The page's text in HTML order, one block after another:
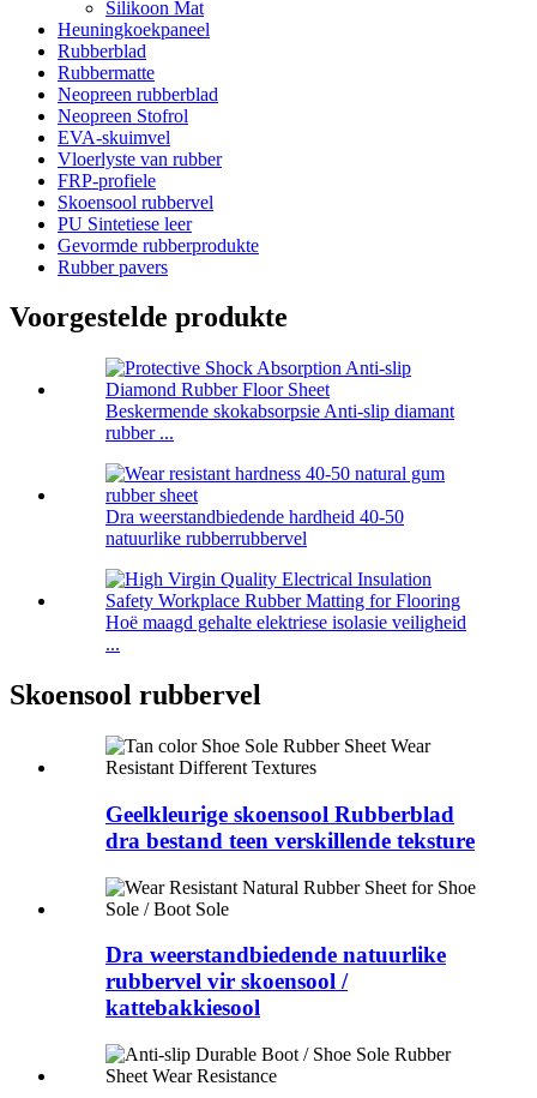
Silikoon Mat
Heuningkoekpaneel
Rubberblad
Rubbermatte
Neopreen rubberblad
Neopreen Stofrol
EVA-skuimvel
Vloerlyste van rubber
FRP-profiele
Skoensool rubbervel
PU Sintetiese leer
Gevormde rubberprodukte
Rubber pavers
Voorgestelde produkte
Beskermende skokabsorpsie Anti-slip diamant
rubber ...
Dra weerstandbiedende hardheid 40-50
natuurlike rubberrubbervel
Hoë maagd gehalte elektriese isolasie veiligheid
...
Skoensool rubbervel
Geelkleurige skoensool Rubberblad
dra bestand teen verskillende teksture
Dra weerstandbiedende natuurlike
rubbervel vir skoensool /
kattebakkiesool